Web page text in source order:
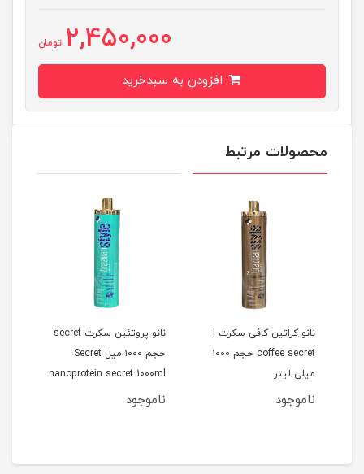
2,450,000 تومان
محصولات مرتبط
نانو کراتین کافی سکرت |
coffee secret حجم ۱۰۰۰
میلی لیتر
ناموجود
نانو پروتئین سکرت secret
حجم ۱۰۰۰ میل Secret
nanoprotein secret 1000ml
ناموجود